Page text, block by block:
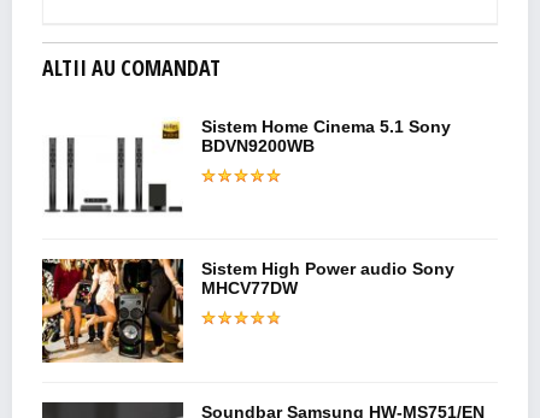
ALTII AU COMANDAT
Sistem Home Cinema 5.1 Sony
BDVN9200WB
Sistem High Power audio Sony
MHCV77DW
Soundbar Samsung HW-MS751/EN